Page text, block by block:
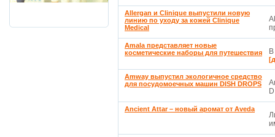
Allergan и Clinique выпустили новую
линию по уходу за кожей Clinique
Medical
Amala представляет новые
косметические наборы для путешествия
Amway выпустил экологичное средство
для посудомоечных машин DISH DROPS
Ancient Attar – новый аромат от Aveda